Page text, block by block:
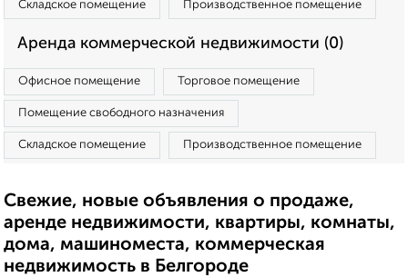
Складское помещение Производственное помещение
Аренда коммерческой недвижимости (0)
Офисное помещение Торговое помещение
Помещение свободного назначения
Складское помещение Производственное помещение
Свежие, новые объявления о продаже,
аренде недвижимости, квартиры, комнаты,
дома, машиноместа, коммерческая
недвижимость в Белгороде